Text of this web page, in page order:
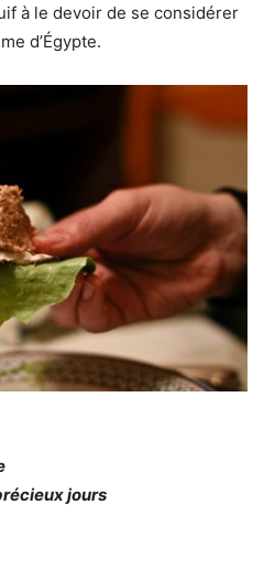
à le devoir de se considérer
d’Égypte.
jours